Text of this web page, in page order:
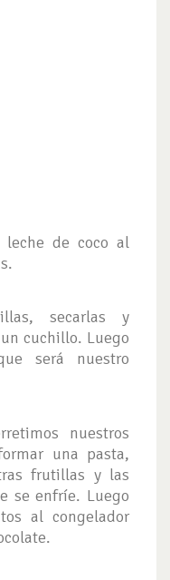
de coco al
secarlas y
cuchillo. Luego
será nuestro
nuestros
una pasta,
frutillas y las
se enfríe. Luego
al congelador